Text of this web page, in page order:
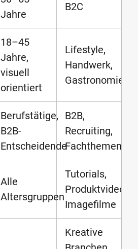
Jahre
B2C
18–45
Jahre,
visuell
orientiert
Lifestyle,
Handwerk,
Gastronomie
Berufstätige,
B2B-
Entscheidende
B2B,
Recruiting,
Fachthemen
Alle
Altersgruppen
Tutorials,
Produktvideos,
Imagefilme
Kreative